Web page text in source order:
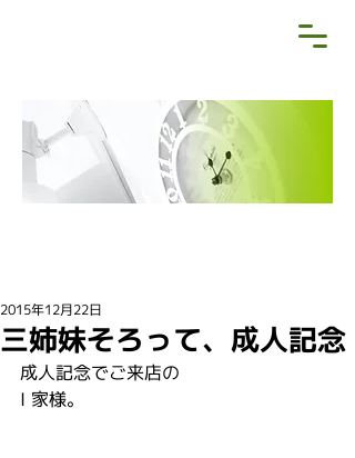
三姉妹そろって、成人記念
2015年12月22日
成人記念でご来店の
I 家様。